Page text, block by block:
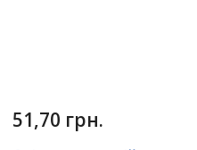
51,70 грн.